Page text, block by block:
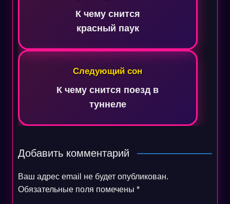
К чему снится
красный паук
Следующий сон
К чему снится поезд в
туннеле
Добавить комментарий
Ваш адрес email не будет опубликован.
Обязательные поля помечены *